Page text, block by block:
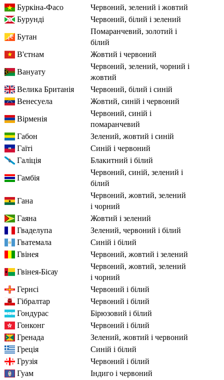
Буркіна-Фасо
червоний, зелений і жовтий
Бурунді
червоний, білий і зелений
Бутан
помаранчевий, золотий і
білий
В'єтнам
жовтий і червоний
Вануату
червоний, зелений, чорний і
жовтий
Велика Британія
червоний, білий і синій
Венесуела
жовтий, синій і червоний
Вірменія
червоний, синій і
помаранчевий
Габон
зелений, жовтий і синій
Гаїті
синій і червоний
Галіція
блакитний і білий
Гамбія
червоний, синій, зелений і
білий
Гана
червоний, жовтий, зелений
і чорний
Гаяна
жовтий і зелений
Гваделупа
зелений, червоний і білий
Гватемала
синій і білий
Гвінея
червоний, жовтий і зелений
Гвінея-Бісау
червоний, жовтий, зелений
і чорний
Гернсі
червоний і білий
Гібралтар
червоний і білий
Гондурас
бірюзовий і білий
Гонконг
червоний і білий
Гренада
зелений, жовтий і червоний
Греція
синій і білий
Грузія
червоний і білий
Гуам
індиго і червоний